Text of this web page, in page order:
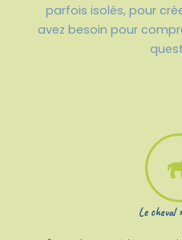
parfois isolés, pour
avez besoin pour
Le cheval